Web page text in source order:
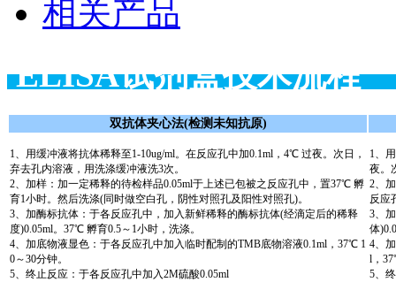
相关产品
ELISA试剂盒技
双抗体夹心法(检测未知抗原)
1、用缓冲液将抗体稀释至1-10ug/ml。在反应孔中加0.1ml，4℃ 过夜。次日，
弃去孔内溶液，用洗涤缓冲液洗3次。
2、加样：加一定稀释的待检样品0.05ml于上述已包被之反应孔中，置37℃ 孵
育1小时。然后洗涤(同时做空白孔，阴性对照孔及阳性对照孔)。
3、加酶标抗体：于各反应孔中，加入新鲜稀释的酶标抗体(经滴定后的稀释
度)0.05ml。37℃ 孵育0.5～1小时，洗涤。
4、加底物液显色：于各反应孔中加入临时配制的TMB底物溶液0.1ml，37℃ 1
0～30分钟。
5、终止反应：于各反应孔中加入2M硫酸0.05ml
1、
夜。
2、
反应
3、
体
4、
l，
5、